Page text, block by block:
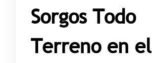
Sorgos Todo
Terreno en el